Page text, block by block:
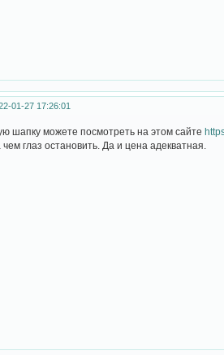
01-27 17:26:01
шапку можете посмотреть на этом сайте
глаз остановить. Да и цена адекватная.